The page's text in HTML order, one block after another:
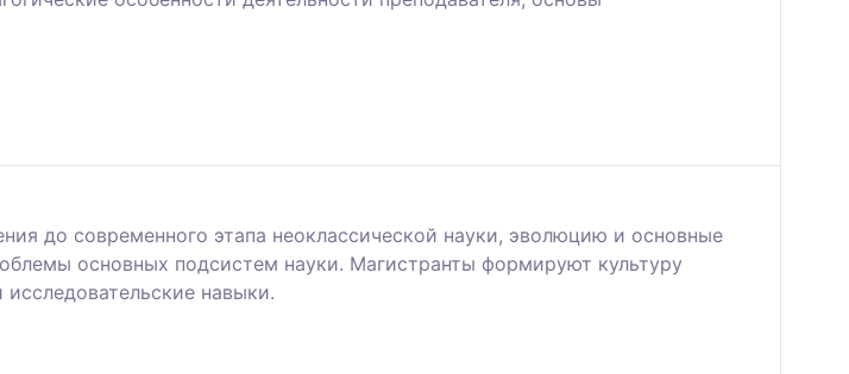
до современного этапа неоклассической науки, эволюцию и основные
основных подсистем науки. Магистранты формируют культуру
навыки.